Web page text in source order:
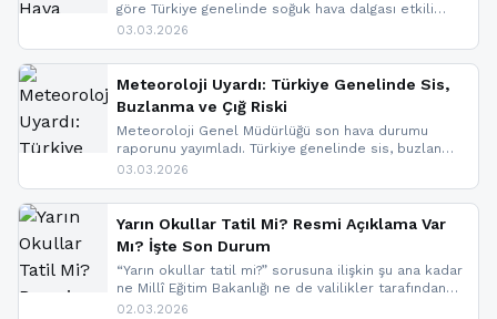
göre Türkiye genelinde soğuk hava dalgası etkili
oluyor. Birçok il için kar yağışı ve buzlanma uyarısı
03.03.2026
Meteoroloji Uyardı: Türkiye Genelinde Sis,
Buzlanma ve Çığ Riski
Meteoroloji Genel Müdürlüğü son hava durumu
raporunu yayımladı. Türkiye genelinde sis, buzlanma
ve don beklenirken Doğu Anadolu ve Doğu
yapıldı. İşte son dakika meteoroloji gelişmeleri.
03.03.2026
Yarın Okullar Tatil Mi? Resmi Açıklama Var
Mı? İşte Son Durum
“Yarın okullar tatil mi?” sorusuna ilişkin şu ana kadar
ne Millî Eğitim Bakanlığı ne de valilikler tarafından
yapılmış resmi bir tatil açıklaması bulunmamaktadır.
02.03.2026